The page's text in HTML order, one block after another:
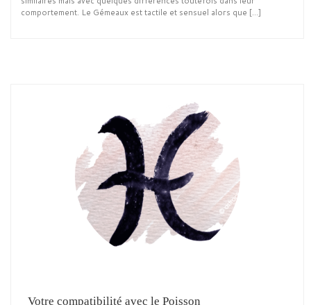
comportement. Le Gémeaux est tactile et sensuel alors que […]
Votre compatibilité avec le Poisson